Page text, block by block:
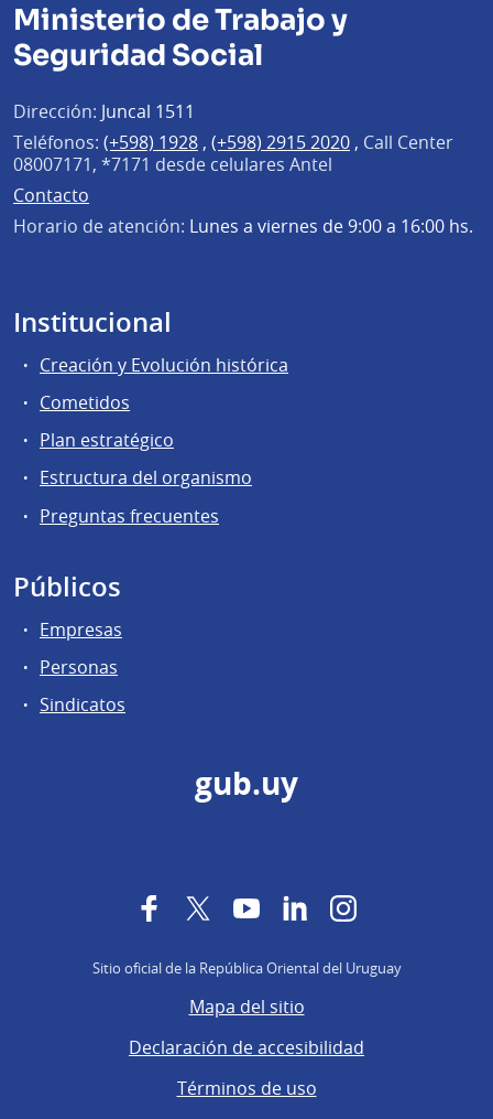
Ministerio de Trabajo y
Seguridad Social
Dirección: Juncal 1511
Teléfonos: (+598) 1928 , (+598) 2915 2020 , Call Center
08007171, *7171 desde celulares Antel
Contacto
Horario de atención: Lunes a viernes de 9:00 a 16:00 hs.
Institucional
Creación y Evolución histórica
Cometidos
Plan estratégico
Estructura del organismo
Preguntas frecuentes
Públicos
Empresas
Personas
Sindicatos
gub.uy
FacebookTwitterYouTubeLinkedInInstagram
Sitio oficial de la República Oriental del Uruguay
Mapa del sitio
Declaración de accesibilidad
Términos de uso